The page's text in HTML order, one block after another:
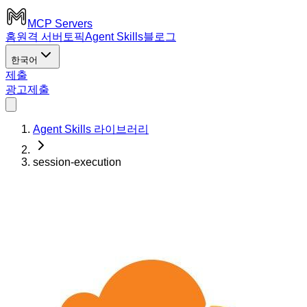
MCP Servers
홈원격 서버 토픽Agent Skills블로그
한국어
제출
광고제출
Agent Skills 라이브러리
session-execution